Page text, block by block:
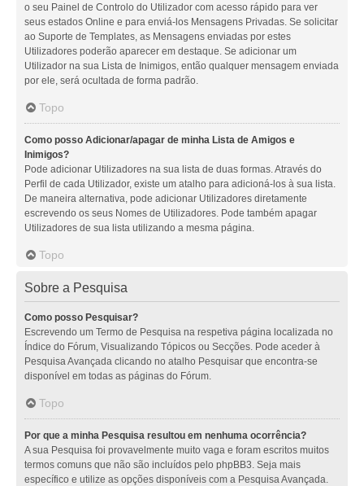
o seu Painel de Controlo do Utilizador com acesso rápido para ver
seus estados Online e para enviá-los Mensagens Privadas. Se solicitar
ao Suporte de Templates, as Mensagens enviadas por estes
Utilizadores poderão aparecer em destaque. Se adicionar um
Utilizador na sua Lista de Inimigos, então qualquer mensagem enviada
por ele, será ocultada de forma padrão.
Topo
Como posso Adicionar/apagar de minha Lista de Amigos e
Inimigos?
Pode adicionar Utilizadores na sua lista de duas formas. Através do
Perfil de cada Utilizador, existe um atalho para adicioná-los à sua lista.
De maneira alternativa, pode adicionar Utilizadores diretamente
escrevendo os seus Nomes de Utilizadores. Pode também apagar
Utilizadores de sua lista utilizando a mesma página.
Topo
Sobre a Pesquisa
Como posso Pesquisar?
Escrevendo um Termo de Pesquisa na respetiva página localizada no
Índice do Fórum, Visualizando Tópicos ou Secções. Pode aceder à
Pesquisa Avançada clicando no atalho Pesquisar que encontra-se
disponível em todas as páginas do Fórum.
Topo
Por que a minha Pesquisa resultou em nenhuma ocorrência?
A sua Pesquisa foi provavelmente muito vaga e foram escritos muitos
termos comuns que não são incluídos pelo phpBB3. Seja mais
específico e utilize as opções disponíveis com a Pesquisa Avançada.